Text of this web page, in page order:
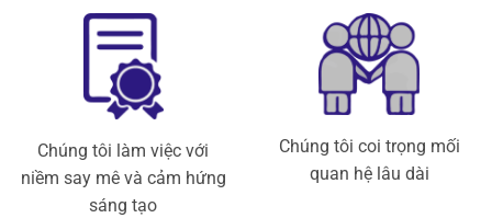
Chúng tôi làm việc với
niềm say mê và cảm hứng
sáng tạo
Chúng tôi coi trọng mối
quan hệ lâu dài